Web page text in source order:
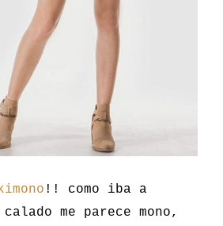
!! como iba a
me parece mono,